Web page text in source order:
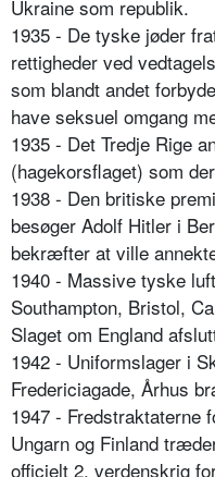
Ukraine som republik.
1935 - De tyske jøder
rettigheder ved
som blandt andet
have seksuel omgang
1935 - Det Tredje Rige
(hagekorsflaget) som
1938 - Den britiske
besøger Adolf Hitler i
bekræfter at ville
1940 - Massive tyske
Southampton, Bristol,
Slaget om England
1942 - Uniformslager i
Fredericiagade, Århus
1947 - Fredstraktaterne
Ungarn og Finland
officielt 2. verdenskrig